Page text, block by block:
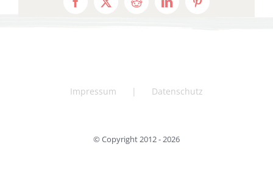
Facebook
X RedditLinkedInPinterest
Impressum Datenschutz
© Copyright 2012 -2026